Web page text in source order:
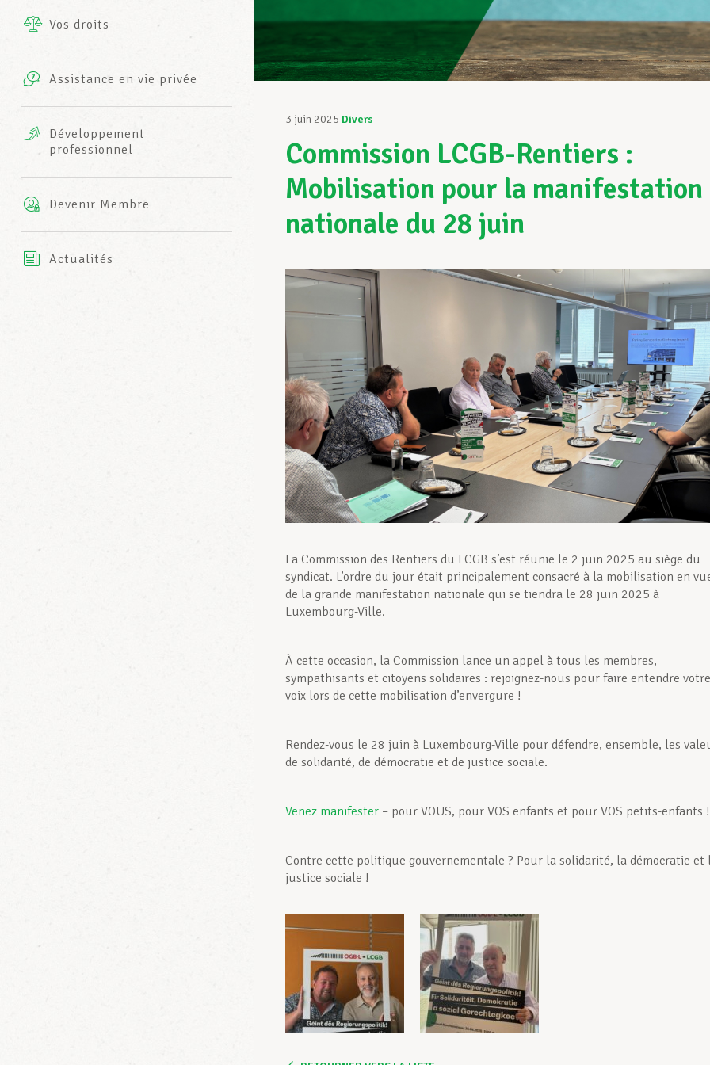
INFO-CENTER
Vos droits
Assistance en vie privée
complémentaires
AXA
Développement
professionnel
Devenir Membre
Actualités
3 juin 2025 Divers
Commission LCGB-Rentiers :
Mobilisation pour la manifestation
nationale du 28 juin
La Commission des Rentiers du LCGB s’est réunie le 2 juin 2025 au siège du
syndicat. L’ordre du jour était principalement consacré à la mobilisation en
de la grande manifestation nationale qui se tiendra le 28 juin 2025 à
Luxembourg-Ville.
À cette occasion, la Commission lance un appel à tous les membres,
sympathisants et citoyens solidaires : rejoignez-nous pour faire entendre votre
voix lors de cette mobilisation d’envergure !
Rendez-vous le 28 juin à Luxembourg-Ville pour défendre, ensemble, les
de solidarité, de démocratie et de justice sociale.
Venez manifester – pour VOUS, pour VOS enfants et pour VOS petits-enfants !
Contre cette politique gouvernementale ? Pour la solidarité, la démocratie et
justice sociale !